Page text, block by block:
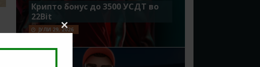
Крипто бонус до 3500 УСДТ во
22Bit
ЈУЛИ 29, 2026
Close
module